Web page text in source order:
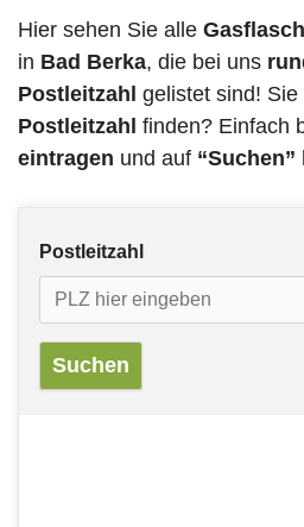
Hier sehen Sie alle
in Bad Berka, die bei uns
Postleitzahl gelistet sind!
Postleitzahl finden? Einfach
eintragen und auf
Postleitzahl